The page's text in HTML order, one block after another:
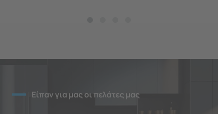
Είπαν για μας οι πελάτες μας